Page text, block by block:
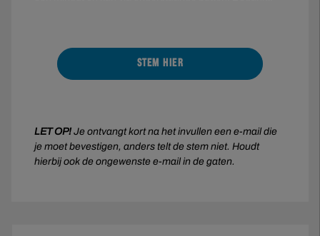
STEM HIER
LET OP!Je ontvangt kort na het invullen een e-mail die
je moet bevestigen, anders telt de stem niet. Houdt
hierbij ook de ongewenste e-mail in de gaten.